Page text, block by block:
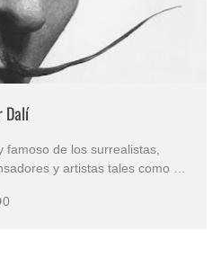
Dalí
de los surrealistas,
y artistas tales como el
la semilla de lo que
0